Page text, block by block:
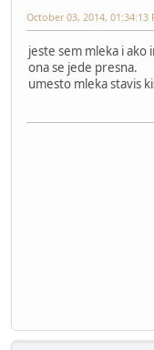
October 03, 2014, 01:34:13
jeste sem mleka i ako
ona se jede presna.
umesto mleka stavis